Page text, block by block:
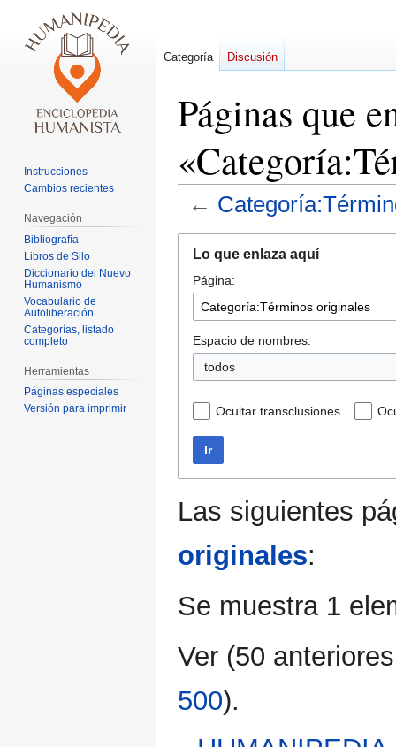
Páginas que
←
navegación
búsqueda
Lo que enlaza aquí
Página:
Espacio de nombres:
todos
Ocultar transclusiones
Ir
Las siguientes
originales:
Se muestra 1
Ver (50 anteriores
500).
Categoría Discusión
Instrucciones
Cambios recientes
Navegación
Bibliografía
Libros de Silo
Diccionario del Nuevo
Humanismo
Vocabulario de
Autoliberación
Categorías, listado
completo
Herramientas
Páginas especiales
Versión para imprimir